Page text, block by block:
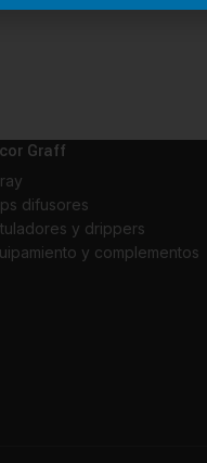
Graff
difusores
y drippers
y complementos